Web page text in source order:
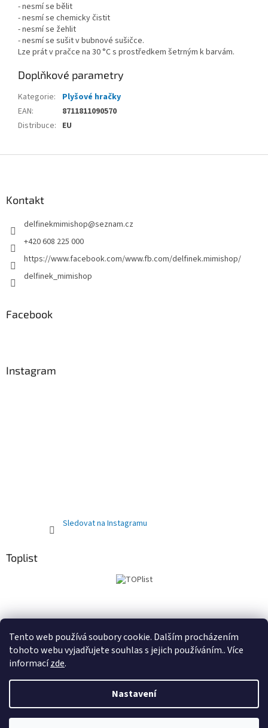
Tento web používá soubory cookie. Dalším procházením
tohoto webu vyjadřujete souhlas s jejich používáním.. Více
informacízde.
Nastavení
- nesmí se bělit
- nesmí se chemicky čistit
- nesmí se žehlit
- nesmí se sušit v bubnové sušičce.
Lze prát v pračce na 30 °C s prostředkem šetrným k barvám.
Doplňkové parametry
Kategorie:
Plyšové hračky
EAN:
8711811090570
Distribuce: EU
Kontakt
delfinekmimishop@seznam.cz
+420 608 225 000
https://www.facebook.com/www.fb.com/delfinek.mimishop/
delfinek_mimishop
Facebook
Instagram
Sledovat na Instagramu
Toplist
Copyright 2026Kočárky autosedačky Delfínek Olomouc.